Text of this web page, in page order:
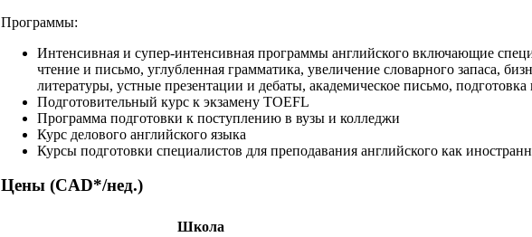
Программы:
Интенсивная и супер-интенсивная программы английского включающие
чтение и письмо, углубленная грамматика, увеличение словарного запаса,
литературы, устные презентации и дебаты, академическое письмо,
Подготовительный курс к экзамену TOEFL
Программа подготовки к поступлению в вузы и колледжи
Курс делового английского языка
Курсы подготовки специалистов для преподавания английского как
Цены (CAD*/нед.)
Школа